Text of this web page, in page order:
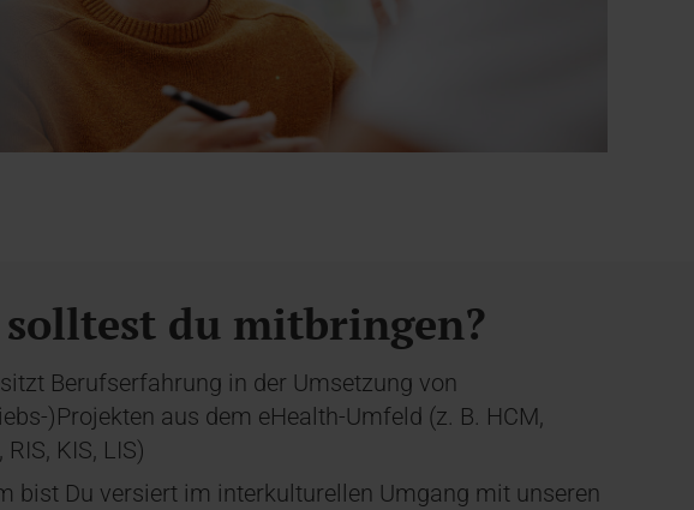
solltest du mitbringen?
Berufserfahrung in der Umsetzung von
)Projekten aus dem eHealth-Umfeld (z. B. HCM,
RIS, KIS, LIS)
bist Du versiert im interkulturellen Umgang mit unseren